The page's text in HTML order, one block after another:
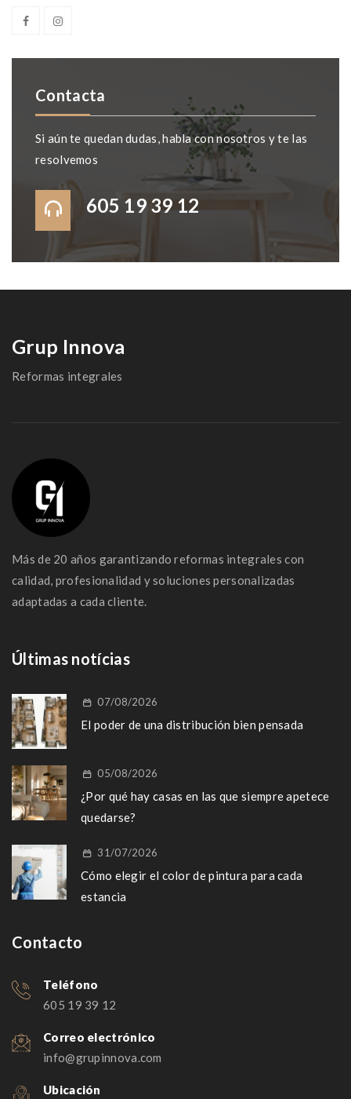
Contacta
Si aún te quedan dudas, habla con nosotros y te las
resolvemos
605 19 39 12
Grup Innova
Reformas integrales
Más de 20 años garantizando reformas integrales con
calidad, profesionalidad y soluciones personalizadas
adaptadas a cada cliente.
Últimas notícias
07/08/2026
El poder de una distribución bien pensada
05/08/2026
¿Por qué hay casas en las que siempre apetece
quedarse?
31/07/2026
Cómo elegir el color de pintura para cada
estancia
Contacto
Teléfono
605 19 39 12
Correo electrónico
info@grupinnova.com
Ubicación